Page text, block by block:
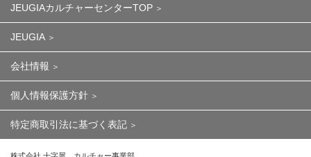
JEUGIAカルチャーセンターTOP
JEUGIA
会社情報
個人情報保護方針
特定商取引法に基づく表記
株式会社 十字屋 カルチャー事業部